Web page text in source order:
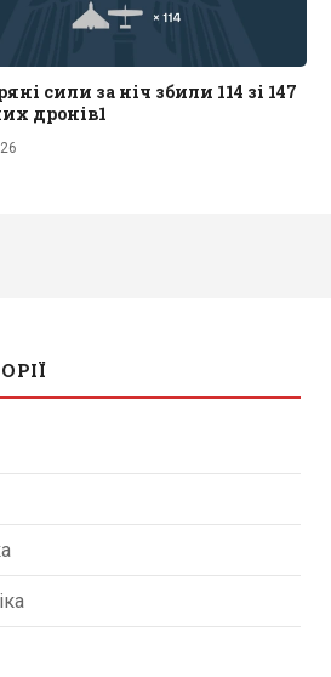
сили за ніч збили 114 зі 147
дронів1